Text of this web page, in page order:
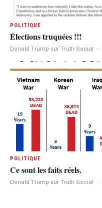
POLITIQUE
Élections truquées !!!
Donald Trump sur Truth Social ·
POLITIQUE
Ce sont les faits réels.
Donald Trump sur Truth Social ·